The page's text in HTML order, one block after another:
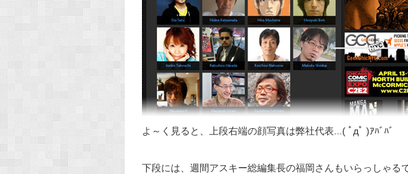
よ～く見ると、上段右端の顔写真は弊社代表...( ﾟдﾟ )ｱﾊﾞﾊﾞ
下段には、週間アスキー総編集長の福岡さんもいらっしゃる